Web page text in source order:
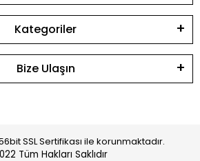
Kategoriler
Bize Ulaşın
SSL Sertifikası ile korunmaktadır.
Tüm Hakları Saklıdır